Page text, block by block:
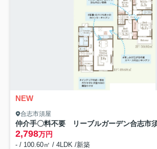
NEW
合志市須屋
2,798万円
- / 100.60㎡ / 4LDK /新築